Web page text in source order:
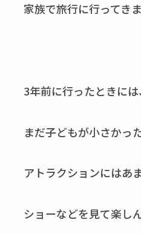
家族で旅行に行ってきま
3年前に行ったときには
まだ子どもが小さかっ
アトラクションにはあ
ショーなどを見て楽し